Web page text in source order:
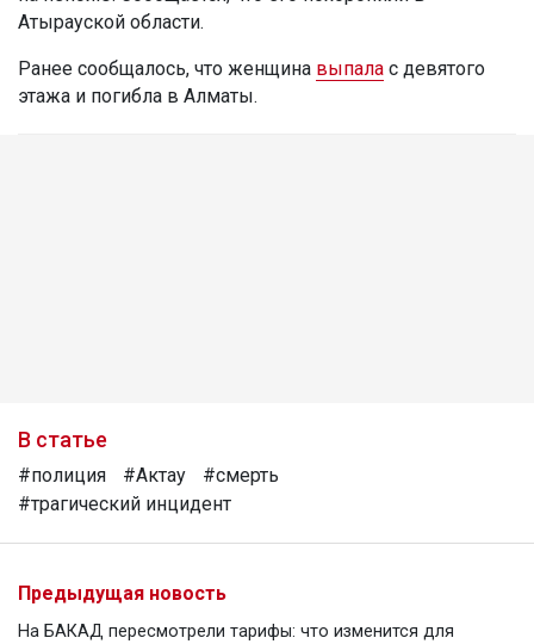
Атырауской области.
Ранее сообщалось, что женщина выпала с девятого
этажа и погибла в Алматы.
В статье
#полиция #Актау
#смерть
#трагический инцидент
Предыдущая новость
На БАКАД пересмотрели тарифы: что изменится для